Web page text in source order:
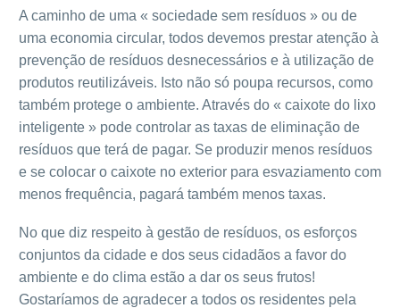
A caminho de uma « sociedade sem resíduos » ou de
uma economia circular, todos devemos prestar atenção à
prevenção de resíduos desnecessários e à utilização de
produtos reutilizáveis. Isto não só poupa recursos, como
também protege o ambiente. Através do « caixote do lixo
inteligente » pode controlar as taxas de eliminação de
resíduos que terá de pagar. Se produzir menos resíduos
e se colocar o caixote no exterior para esvaziamento com
menos frequência, pagará também menos taxas.
No que diz respeito à gestão de resíduos, os esforços
conjuntos da cidade e dos seus cidadãos a favor do
ambiente e do clima estão a dar os seus frutos!
Gostaríamos de agradecer a todos os residentes pela